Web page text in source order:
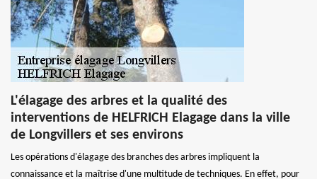
L'élagage des arbres et la qualité des
interventions de HELFRICH Elagage dans la ville
de Longvillers et ses environs
Les opérations d'élagage des branches des arbres impliquent la
connaissance et la maîtrise d'une multitude de techniques. En effet, pour